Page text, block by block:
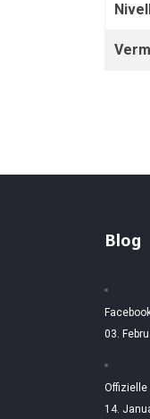
Blog
03.
Offizielle
14.